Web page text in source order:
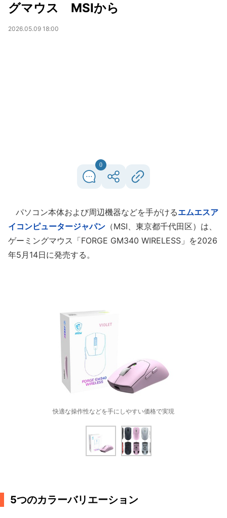
グマウス MSIから
2026.05.09 18:00
0
パソコン本体および周辺機器などを手がけるエムエスア
イコンピュータージャパン （MSI、東京都千代田区）は、
ゲーミングマウス「FORGE GM340 WIRELESS」を2026
年5月14日に発売する。
快適な操作性などを手にしやすい価格で実現
5つのカラーバリエーション